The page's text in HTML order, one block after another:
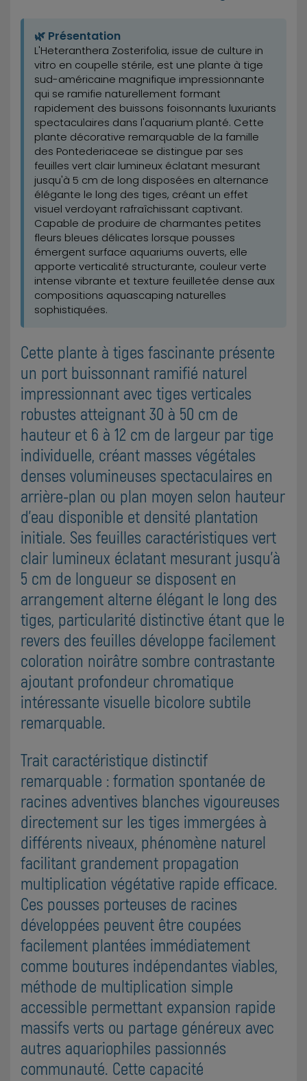
🌿 Présentation
L'Heteranthera Zosterifolia, issue de culture in
vitro en coupelle stérile, est une plante à tige
sud-américaine magnifique impressionnante
qui se ramifie naturellement formant
rapidement des buissons foisonnants luxuriants
spectaculaires dans l'aquarium planté. Cette
plante décorative remarquable de la famille
des Pontederiaceae se distingue par ses
feuilles vert clair lumineux éclatant mesurant
jusqu'à 5 cm de long disposées en alternance
élégante le long des tiges, créant un effet
visuel verdoyant rafraîchissant captivant.
Capable de produire de charmantes petites
fleurs bleues délicates lorsque pousses
émergent surface aquariums ouverts, elle
apporte verticalité structurante, couleur verte
intense vibrante et texture feuilletée dense aux
compositions aquascaping naturelles
sophistiquées.
Cette plante à tiges fascinante présente
un port buissonnant ramifié naturel
impressionnant avec tiges verticales
robustes atteignant 30 à 50 cm de
hauteur et 6 à 12 cm de largeur par tige
individuelle, créant masses végétales
denses volumineuses spectaculaires en
arrière-plan ou plan moyen selon hauteur
d'eau disponible et densité plantation
initiale. Ses feuilles caractéristiques vert
clair lumineux éclatant mesurant jusqu'à
5 cm de longueur se disposent en
arrangement alterne élégant le long des
tiges, particularité distinctive étant que le
revers des feuilles développe facilement
coloration noirâtre sombre contrastante
ajoutant profondeur chromatique
intéressante visuelle bicolore subtile
remarquable.
Trait caractéristique distinctif
remarquable : formation spontanée de
racines adventives blanches vigoureuses
directement sur les tiges immergées à
différents niveaux, phénomène naturel
facilitant grandement propagation
multiplication végétative rapide efficace.
Ces pousses porteuses de racines
développées peuvent être coupées
facilement plantées immédiatement
comme boutures indépendantes viables,
méthode de multiplication simple
accessible permettant expansion rapide
massifs verts ou partage généreux avec
autres aquariophiles passionnés
communauté. Cette capacité